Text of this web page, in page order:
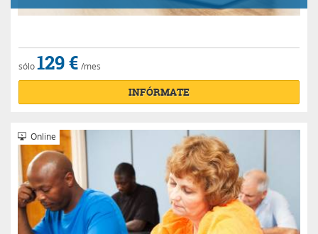
sólo129 € /mes
INFÓRMATE
Online